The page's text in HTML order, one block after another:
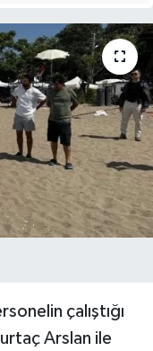
çalıştığı
Arslan ile